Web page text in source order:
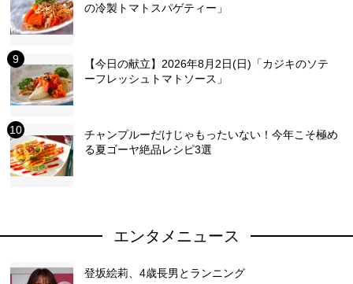
の冷製トマトスパゲティー」
【今日の献立】2026年8月2日(日)「カジキのソテ
ーフレッシュトマトソース」
チャンプルーだけじゃもったいない！今年こそ極め
る夏ゴーヤ絶品レシピ3選
エンタメニュース
登坂絵莉、4歳長男とランニング